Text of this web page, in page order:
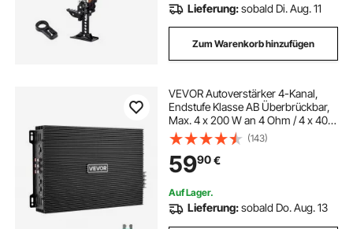
Lieferung:sobald Di. Aug. 11
Zum Warenkorb hinzufügen
VEVOR Autoverstärker 4-Kanal,
Endstufe Klasse AB Überbrückbar,
Max. 4 x 200 W an 4 Ohm / 4 x 400
W an 2 Ohm,
Hochleistungsverstärker für SUVs
Pickups Geländewagen Mehrkanal-
Audioverstärker
(143)
5990€
Auf Lager.
Lieferung:sobald Do. Aug. 13